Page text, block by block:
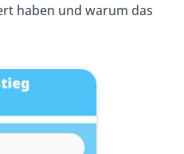
haben und warum das